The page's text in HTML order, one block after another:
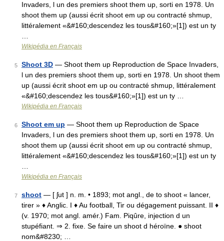
Invaders, l un des premiers shoot them up, sorti en 1978. Un
shoot them up (aussi écrit shoot em up ou contracté shmup,
littéralement «&#160;descendez les tous&#160;»[1]) est un ty
Wikipédia en Français
5 Shoot 3D — Shoot them up Reproduction de Space Invaders,
l un des premiers shoot them up, sorti en 1978. Un shoot them
up (aussi écrit shoot em up ou contracté shmup, littéralement
«&#160;descendez les tous&#160;»[1]) est un ty …
Wikipédia en Français
6 Shoot em up — Shoot them up Reproduction de Space
Invaders, l un des premiers shoot them up, sorti en 1978. Un
shoot them up (aussi écrit shoot em up ou contracté shmup,
littéralement «&#160;descendez les tous&#160;»[1]) est un ty
Wikipédia en Français
7 shoot — [ ʃut ] n. m. • 1893; mot angl., de to shoot « lancer,
tirer » ♦ Anglic. I ♦ Au football, Tir ou dégagement puissant. II ♦
(v. 1970; mot angl. amér.) Fam. Piqûre, injection d un
stupéfiant. ⇒ 2. fixe. Se faire un shoot d héroïne. ● shoot
nom&#8230; …